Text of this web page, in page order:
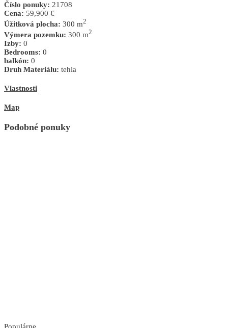
Číslo ponuky: 21708
Cena: 59,900 €
Úžitková plocha: 300 m2
Výmera pozemku: 300 m2
Izby: 0
Bedrooms: 0
balkón: 0
Druh Materiálu: tehla
Vlastnosti
Map
Podobné ponuky
Populárne